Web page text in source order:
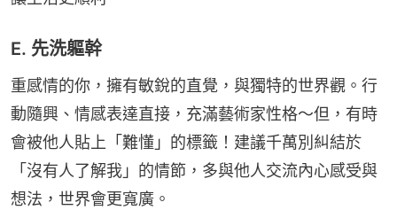
E. 先洗軀幹
重感情的你，擁有敏銳的直覺，與獨特的世界觀。行
動隨興、情感表達直接，充滿藝術家性格～但，有時
會被他人貼上「難懂」的標籤！建議千萬別糾結於
「沒有人了解我」的情節，多與他人交流內心感受與
想法，世界會更寬廣。